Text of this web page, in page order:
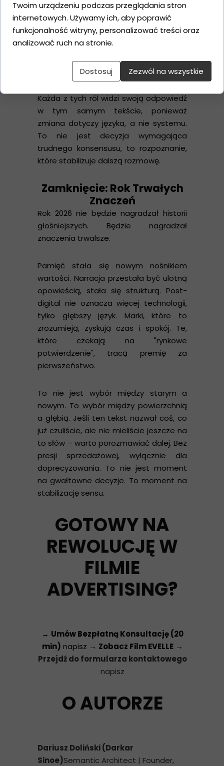
HRdostrzega szansę na
poszerzenie kompetencji
kreatywnych zespołu bez
zagrożenia dla obecnej struktury.
Boardodbiera to jako spokojną
mapę zmiany, a nie alarm
Każda z tych ról widzi swoją odpowiedź
w tym samym tekście, ponieważ
zmiana dotyczy języka, a nie systemu.
To nie jest decyzja wymagająca
trudnego konsensusu, to rozpoznanie,
które stabilizuje dalszą rozmowę.
Zamknięcie: Rok Trwałych
Znaczeń
Rok 2026 nie będzie nagradzał historii
głośniejszych. Będzie nagradzał
znaczenia trwalsze.
Pamięć stała się nowym nośnikiem
wartości. Narracja przestała być ulotną
opowieścią, stała się strukturą. Post-
digital nie oznacza więcej technologii,
tylko głębszy język. Marki, które to
zrozumieją, zyskują czas i spokój. Te,
które czekają na "rynkowe
potwierdzenie", tracą premię za
pierwszeństwo.
To nie jest wybór między starym a
nowym. To wybór między powierzchnią
a głębią. Jeśli ten tekst nazwał coś, co
już czuliście, ale nie mieliście jeszcze na
to słów – warto porozmawiać dalej. Bez
presji sprzedażowej, wyłącznie dla
doprecyzowania. To nie jest moment
na gwałtowne decyzje. To moment na
stabilizację sensu.
GOTOWY NA
REWOLUCJĘ W
FILMIE
ADVERTISING?
→ Umów Bezpłatną Konsultację (20
min) napisz → Zobacz Film EVELLE→
Przejdź do formularza kontaktowego
napisz
O AUTORZE
Dariusz Doliński (Darkar
Sinoe)Semantic Architect | Founder,
Twoim urządzeniu podczas przeglądania stron
internetowych. Używamy ich, aby poprawić
funkcjonalność witryny, personalizować treści oraz
analizować ruch na stronie.
Dostosuj Zezwól na wszystkie